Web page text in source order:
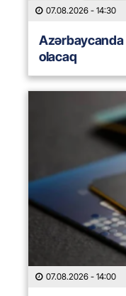
07.08.2026 - 14:30
Azərbaycanda
olacaq
07.08.2026 - 14:00